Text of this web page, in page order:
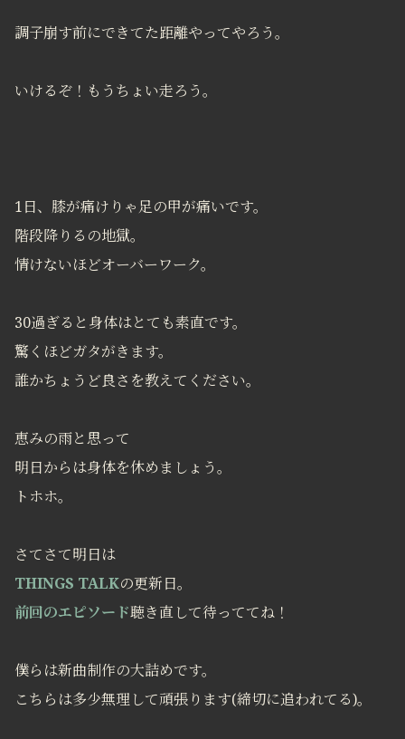
調子崩す前にできてた距離やってやろう。
いけるぞ！もうちょい走ろう。
1日、膝が痛けりゃ足の甲が痛いです。
階段降りるの地獄。
情けないほどオーバーワーク。
30過ぎると身体はとても素直です。
驚くほどガタがきます。
誰かちょうど良さを教えてください。
恵みの雨と思って
明日からは身体を休めましょう。
トホホ。
さてさて明日は
THINGS TALKの更新日。
前回のエピソード聴き直して待っててね！
僕らは新曲制作の大詰めです。
こちらは多少無理して頑張ります(締切に追われてる)。